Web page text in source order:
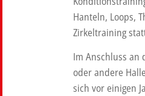
Hanteln, Loops,
Zirkeltraining
Im Anschluss an
oder andere
sich vor einigen